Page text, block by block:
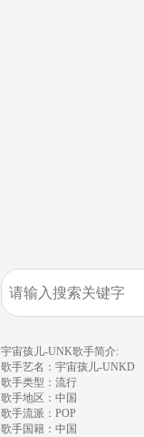
宇宙孩儿-UNK歌手简介:
歌手艺名：宇宙孩儿-UNKD
歌手类型：流行
歌手地区：中国
歌手流派：POP
歌手国籍：中国